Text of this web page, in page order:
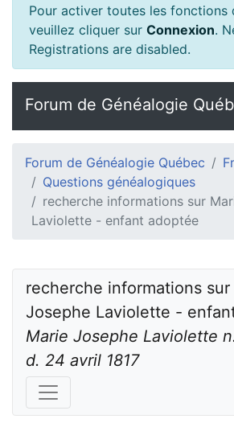
Pour activer toutes les fonctions
veuillez cliquer sur Connexion.
Registrations are disabled.
Forum de Généalogie
Forum de Généalogie Québec
Questions généalogiques
recherche informations sur
Laviolette - enfant adoptée
recherche informations sur
Marie Josephe Laviolette
d. 24 avril 1817